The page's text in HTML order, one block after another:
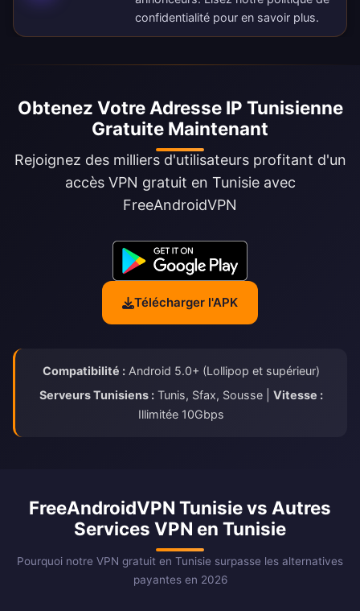
confidentialité pour en savoir plus.
Obtenez Votre Adresse IP Tunisienne
Gratuite Maintenant
Rejoignez des milliers d'utilisateurs profitant d'un
accès VPN gratuit en Tunisie avec
FreeAndroidVPN
Télécharger l'APK
Compatibilité : Android 5.0+ (Lollipop et supérieur)
Serveurs Tunisiens : Tunis, Sfax, Sousse | Vitesse :
Illimitée 10Gbps
FreeAndroidVPN Tunisie vs Autres
Services VPN en Tunisie
Pourquoi notre VPN gratuit en Tunisie surpasse les alternatives
payantes en 2026